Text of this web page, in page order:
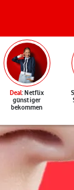
Deal: Netflix
günstiger
bekommen